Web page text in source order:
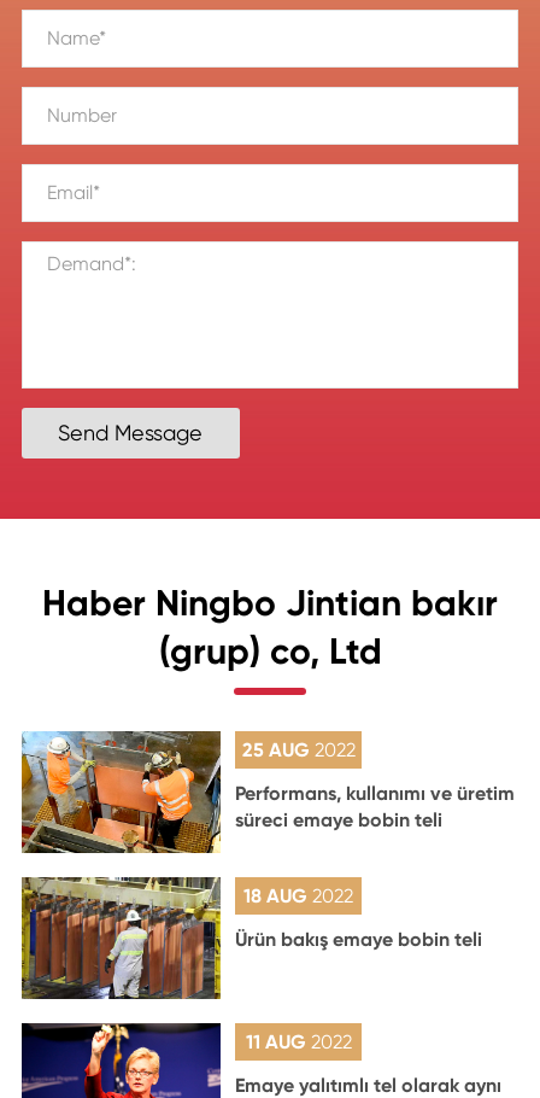
Send Message
Haber Ningbo Jintian bakır
(grup) co, Ltd
25 AUG 2022
Performans, kullanımı ve üretim
süreci emaye bobin teli
18 AUG 2022
Ürün bakış emaye bobin teli
11 AUG 2022
Emaye yalıtımlı tel olarak aynı